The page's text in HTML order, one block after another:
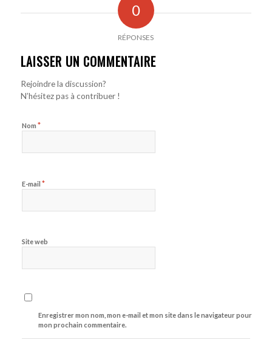
0
RÉPONSES
LAISSER UN COMMENTAIRE
Rejoindre la discussion?
N’hésitez pas à contribuer !
Nom *
E-mail *
Site web
Enregistrer mon nom, mon e-mail et mon site dans le navigateur pour
mon prochain commentaire.